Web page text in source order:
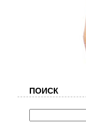
ПОИСК